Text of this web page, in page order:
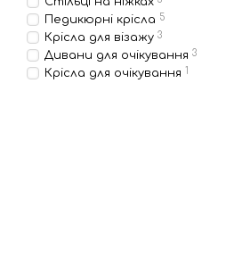
Педикюрні крісла 5
Крісла для візажу 3
Дивани для очікування 3
Крісла для очікування 1